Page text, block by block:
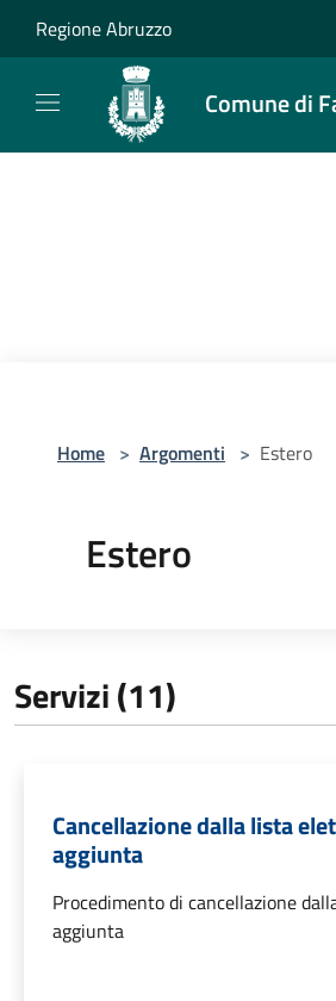
Regione Abruzzo
Comune di
Home > Argomenti > Estero
Estero
Servizi (11)
Cancellazione dalla lista
aggiunta
Procedimento di cancellazione
aggiunta